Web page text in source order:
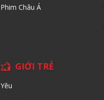
Phim Châu Á
GIỚI TRẺ
Yêu